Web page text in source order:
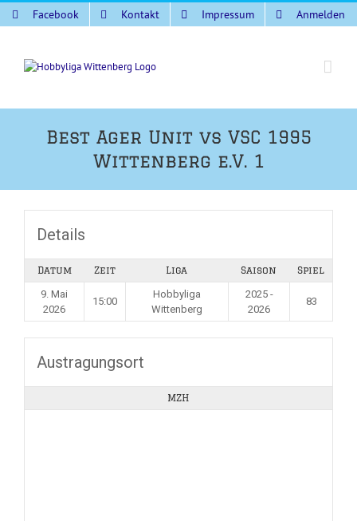
Zum
Inhalt
Facebook Kontakt Impressum Anmelden
Best Ager Unit vs VSC 1995
Wittenberg e.V. 1
Details
Datum Zeit Liga Saison Spiel
9. Mai
2026
15:00
Hobbyliga
Wittenberg
2025 -
2026
83
Austragungsort
MZH